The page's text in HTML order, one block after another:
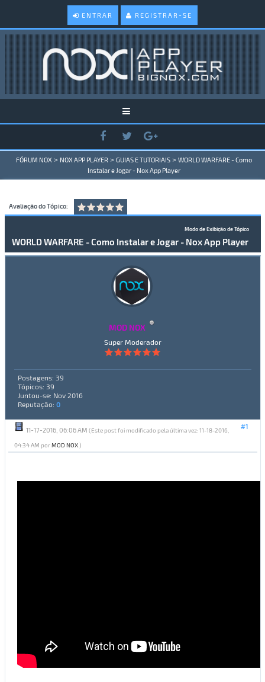
ENTRAR REGISTRAR-SE
FÓRUM NOX > NOX APP PLAYER > GUIAS E TUTORIAIS > WORLD WARFARE - Como
Instalar e Jogar - Nox App Player
Avaliação do Tópico:
Modo de Exibição de Tópico
WORLD WARFARE - Como Instalar e Jogar - Nox App Player
MOD NOX
Super Moderador
Postagens: 39
Tópicos: 39
Juntou-se: Nov 2016
Reputação: 0
#1
11-17-2016, 06:06 AM (Este post foi modificado pela última vez: 11-18-2016,
04:34 AM porMOD NOX.)